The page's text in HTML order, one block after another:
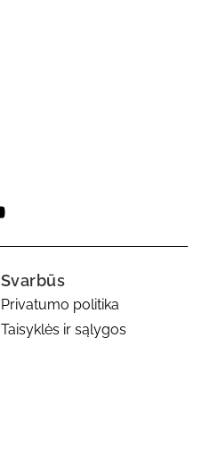
Svarbūs
Privatumo politika
Taisyklės ir sąlygos